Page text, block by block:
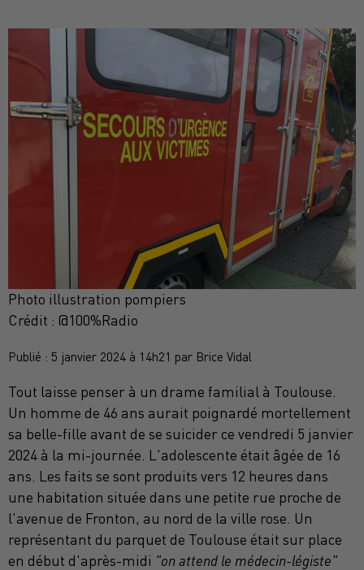
Photo illustration pompiers
Crédit : @100%Radio
Publié : 5 janvier 2024 à 14h21 par Brice Vidal
Tout laisse penser à un drame familial à Toulouse.
Un homme de 46 ans aurait poignardé mortellement
sa belle-fille avant de se suicider ce vendredi 5 janvier
2024 à la mi-journée. L'adolescente était âgée de 16
ans. Les faits se sont produits vers 12 heures dans
une habitation située dans une petite rue proche de
l'avenue de Fronton, au nord de la ville rose. Un
représentant du parquet de Toulouse était sur place
en début d'après-midi "on attend le médecin-légiste"